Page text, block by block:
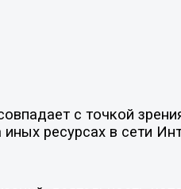
с точкой
ресурсах в сети